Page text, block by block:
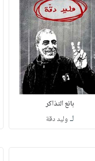
بائع التذاكر
لـ وليد دقة